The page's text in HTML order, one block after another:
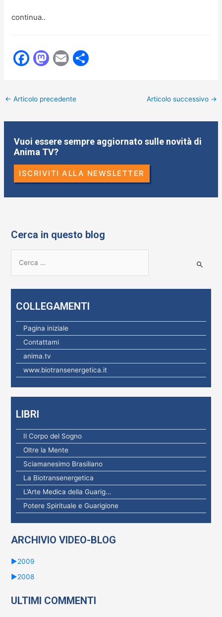
continua..
F
e
b
o
o
k
M
o
d
o
n
E
l
vi
di
← Articolo precedente Articolo successivo →
Vuoi essere sempre aggiornato sulle novità di
Anima TV?
ISCRIVITI ALLA NEWSLETTER
Cerca in questo blog
:
COLLEGAMENTI
Pagina iniziale
Contattami
anima.tv
www.biotransenergetica.it
LIBRI
Il Corpo del Sogno
Oltre la Mente
Sciamanesimo Brasiliano
La Biotransenergetica
L’Arte Medica della Guarig…
Potere Spirituale e Guarigione
ARCHIVIO VIDEO-BLOG
►2009
►2008
ULTIMI COMMENTI